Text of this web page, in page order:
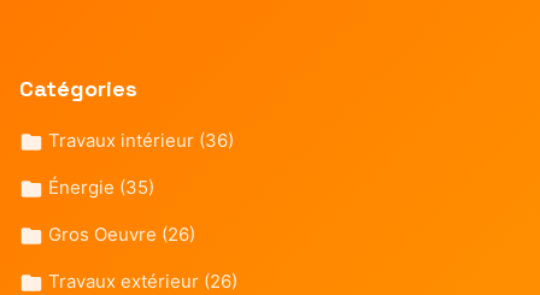
Catégories
Travaux intérieur (36)
Énergie (35)
Gros Oeuvre (26)
Travaux extérieur (26)